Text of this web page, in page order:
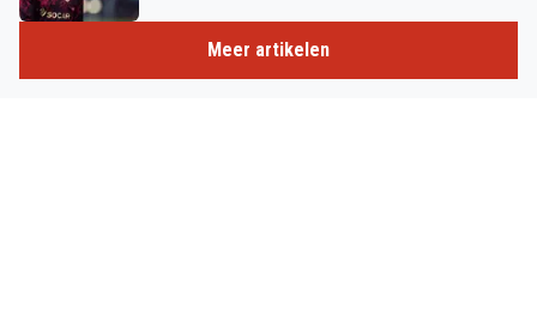
Meer artikelen